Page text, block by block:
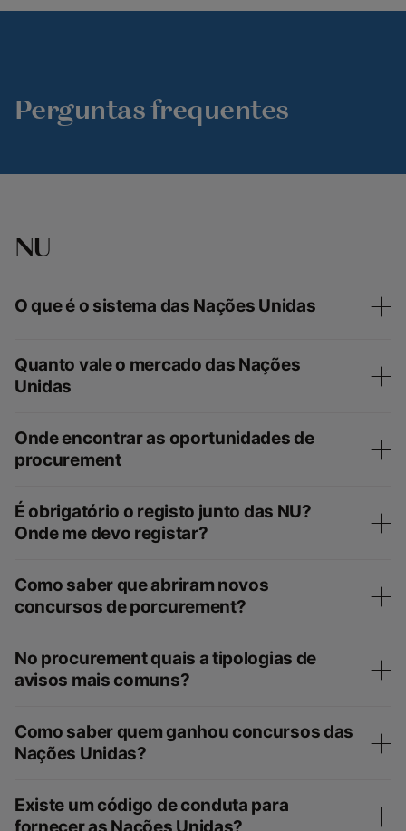
Perguntas frequentes
NU
O que é o sistema das Nações Unidas
Quanto vale o mercado das Nações
Unidas
Onde encontrar as oportunidades de
procurement
É obrigatório o registo junto das NU?
Onde me devo registar?
Como saber que abriram novos
concursos de porcurement?
No procurement quais a tipologias de
avisos mais comuns?
Como saber quem ganhou concursos das
Nações Unidas?
Existe um código de conduta para